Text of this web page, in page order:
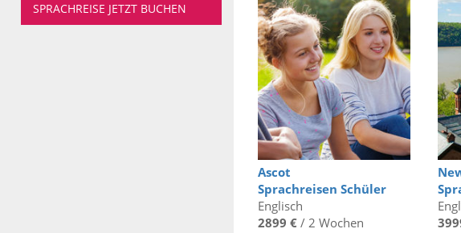
SPRACHREISE JETZT BUCHEN
Ascot
Sprachreisen Schüler
Englisch
2899 €/ 2 Wochen